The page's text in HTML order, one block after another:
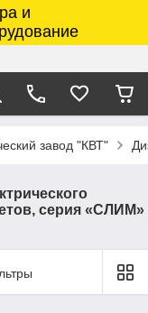
и
завод "КВТ"
серия «СЛИМ»